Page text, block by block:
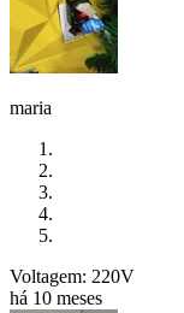
maria
Voltagem: 220V
há 10 meses